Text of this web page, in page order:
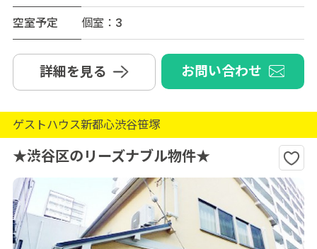
空室予定
個室：3
詳細を見る お問い合わせ
ゲストハウス新都心渋谷笹塚
★渋谷区のリーズナブル物件★